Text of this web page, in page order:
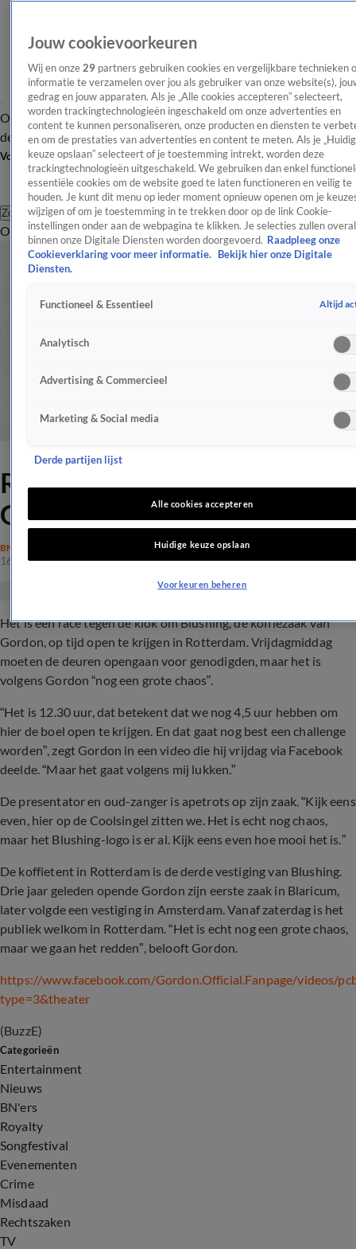
OverzichtAfleveringen Entertainment TV Algemeen
Tip
de redactieNieuwsbrief
Volg Shownieuws
Zoeken
OverzichtEntertainmentSpraakmakendRealityCrimeVideo's
Rotterdamse koffietent
Gordon 'grote chaos'
BN'ERS
16 juni 2017, 14:34
Het is een race tegen de klok om Blushing, de koffiezaak van
Gordon, op tijd open te krijgen in Rotterdam. Vrijdagmiddag
moeten de deuren opengaan voor genodigden, maar het is
volgens Gordon “nog een grote chaos”.
“Het is 12.30 uur, dat betekent dat we nog 4,5 uur hebben om
hier de boel open te krijgen. En dat gaat nog best een challenge
worden”, zegt Gordon in een video die hij vrijdag via Facebook
deelde. “Maar het gaat volgens mij lukken.”
De presentator en oud-zanger is apetrots op zijn zaak. “Kijk eens
even, hier op de Coolsingel zitten we. Het is echt nog chaos,
maar het Blushing-logo is er al. Kijk eens even hoe mooi het is.”
De koffietent in Rotterdam is de derde vestiging van Blushing.
Drie jaar geleden opende Gordon zijn eerste zaak in Blaricum,
later volgde een vestiging in Amsterdam. Vanaf zaterdag is het
publiek welkom in Rotterdam. “Het is echt nog een grote chaos,
maar we gaan het redden”, belooft Gordon.
https://www.facebook.com/Gordon.Official.Fanpage/videos/
type=3&theater
(BuzzE)
Categorieën
Entertainment
Nieuws
BN'ers
Royalty
Songfestival
Evenementen
Crime
Misdaad
Rechtszaken
TV
Jouw cookievoorkeuren
Wij en onze 29 partners gebruiken cookies en vergelijkbare technieken
informatie te verzamelen over jou als gebruiker van onze website(s),
gedrag en jouw apparaten. Als je „Alle cookies accepteren” selecteert,
worden trackingtechnologieën ingeschakeld om onze advertenties en
content te kunnen personaliseren, onze producten en diensten te
en om de prestaties van advertenties en content te meten. Als je
keuze opslaan” selecteert of je toestemming intrekt, worden deze
trackingtechnologieën uitgeschakeld. We gebruiken dan enkel
essentiële cookies om de website goed te laten functioneren en veilig te
houden. Je kunt dit menu op ieder moment opnieuw openen om je
wijzigen of om je toestemming in te trekken door op de link Cookie-
instellingen onder aan de webpagina te klikken. Je selecties zullen overal
binnen onze Digitale Diensten worden doorgevoerd. Raadpleeg onze
Cookieverklaring voor meer informatie.
Bekijk hier onze Digitale
Diensten.
Functioneel & Essentieel Altijd
Analytisch
Advertising & Commercieel
Marketing & Social media
Derde partijen lijst
Alle cookies accepteren
Huidige keuze opslaan
Voorkeuren beheren